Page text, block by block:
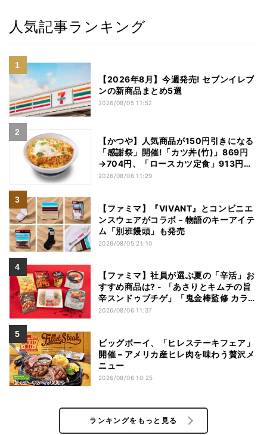
人気記事ランキング
【2026年8月】今週発売! セブンイレブ
ンの新商品まとめ5選
2026/08/05 11:52
【かつや】人気商品が150円引きになる
「感謝祭」開催!「カツ丼(竹)」869円
→704円、「ロースカツ定食」913円
→748円に - 8日間限定
2026/08/06 11:29
【ファミマ】『VIVANT』とコンビニエ
ンスウェアがコラボ - 物語のキーアイテ
ム「別班饅頭」も発売
2026/08/05 21:10
【ファミマ】社員が選ぶ夏の「辛活」お
すすめ商品は? - 「あさりとキムチの旨
辛スンドゥブチゲ」「鬼金棒監修 カラシ
ビ焼き味噌らー麺」「辛さがやみつき!
2026/08/06 11:37
ビッグボーイ、「ヒレステーキフェア」
開催 – アメリカ産ヒレ肉を味わう贅沢メ
ニュー
2026/08/06 10:25
ランキングをもっと見る